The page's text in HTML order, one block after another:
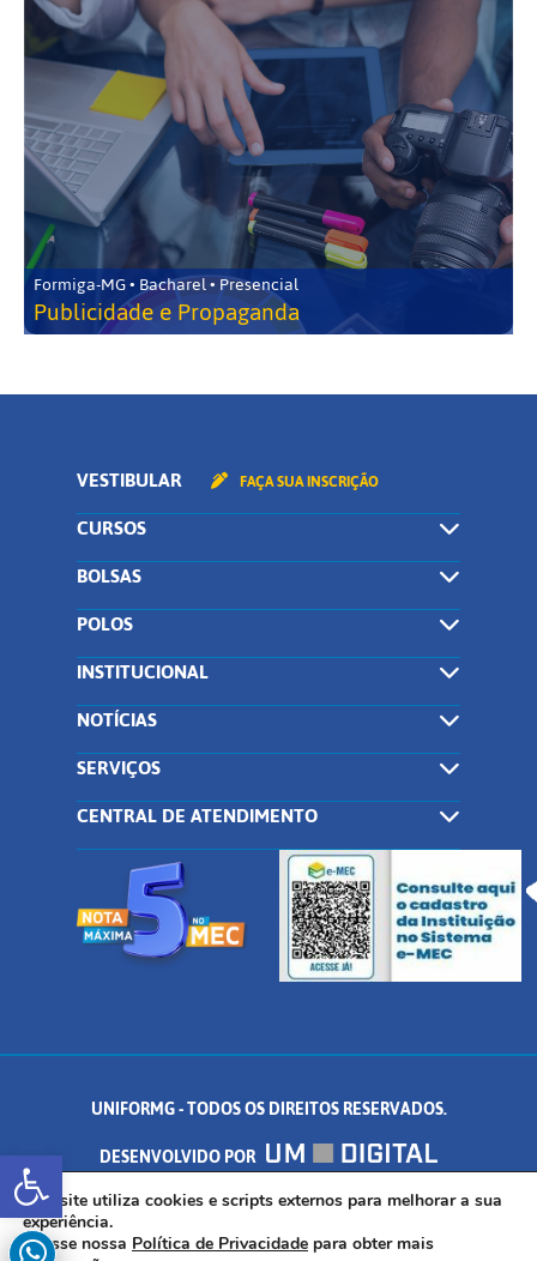
Abrir a barra de ferramentas
Formiga-MG • Bacharel • Presencial
Publicidade e Propaganda
VESTIBULAR FAÇA SUA INSCRIÇÃO
CURSOS
BOLSAS
POLOS
INSTITUCIONAL
NOTÍCIAS
SERVIÇOS
CENTRAL DE ATENDIMENTO
UNIFORMG - TODOS OS DIREITOS RESERVADOS.
DESENVOLVIDO POR
AV. DR. ARNALDO DE SENNA, 328 - PALMEIRAS, FORMIGA/MG - CEP:
35.574.530
Este site utiliza cookies e scripts externos para melhorar a sua
experiência.
Acesse nossa Política de Privacidade para obter mais